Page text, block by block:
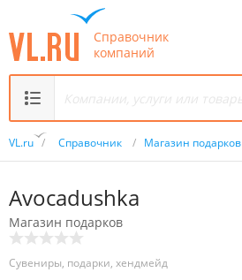
Справочник
компаний
VL.ru / Справочник / Магазин подарков
Avocadushka
Магазин подарков
Сувениры, подарки, хендмейд